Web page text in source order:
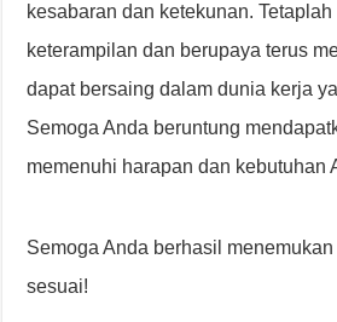
kesabaran dan ketekunan.
keterampilan dan berupaya terus
dapat bersaing dalam dunia kerja
Semoga Anda beruntung
memenuhi harapan dan kebutuhan
Semoga Anda berhasil
sesuai!